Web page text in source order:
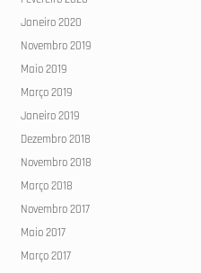
Janeiro 2020
Novembro 2019
Maio 2019
Março 2019
Janeiro 2019
Dezembro 2018
Novembro 2018
Março 2018
Novembro 2017
Maio 2017
Março 2017